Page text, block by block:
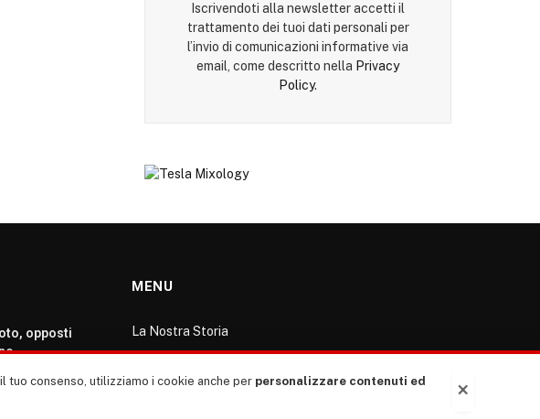
Iscrivendoti alla newsletter accetti il
trattamento dei tuoi dati personali per
l’invio di comunicazioni informative via
email, come descritto nella Privacy
Policy.
opposti
MENU
La Nostra Storia
ventitrenta
×
tuo consenso, utilizziamo i cookie anche per personalizzare contenuti ed